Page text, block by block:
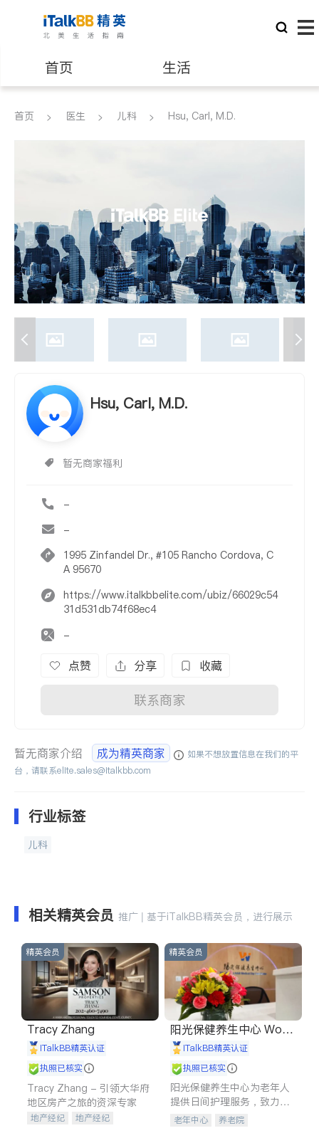
首页 生活
医生 律师
养老 非盈利组织
首页 医生 儿科 Hsu, Carl, M.D.
Hsu, Carl, M.D.
暂无商家福利
-
-
1995 Zinfandel Dr., #105 Rancho Cordova, C
A 95670
https://www.italkbbelite.com/ubiz/66029c54
31d531db74f68ec4
-
点赞 分享 收藏
联系商家
暂无商家介绍 成为精英商家
如果不想放置信息在我们的平
台，请联系elite.sales@italkbb.com
行业标签
儿科
相关精英会员 推广 | 基于iTalkBB精英会员，进行展示
精英会员
Tracy Zhang
iTalkBB精英认证
执照已核实
Tracy Zhang - 引领大华府
地区房产之旅的资深专家
地产经纪
地产经纪
精英会员
阳光保健养生中心 World
shine
iTalkBB精英认证
执照已核实
阳光保健养生中心为老年人
提供日间护理服务，致力于
通过持续的护理创新来有效
老年中心 养老院